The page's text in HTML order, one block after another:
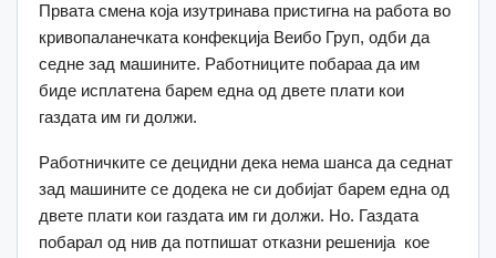
Првата смена која изутринава пристигна на работа во
кривопаланечката конфекција Веибо Груп, одби да
седне зад машините. Работниците побараа да им
биде исплатена барем една од двете плати кои
газдата им ги должи.
Работничките се децидни дека нема шанса да седнат
зад машините се додека не си добијат барем една од
двете плати кои газдата им ги должи. Но. Газдата
побарал од нив да потпишат отказни решенија кое